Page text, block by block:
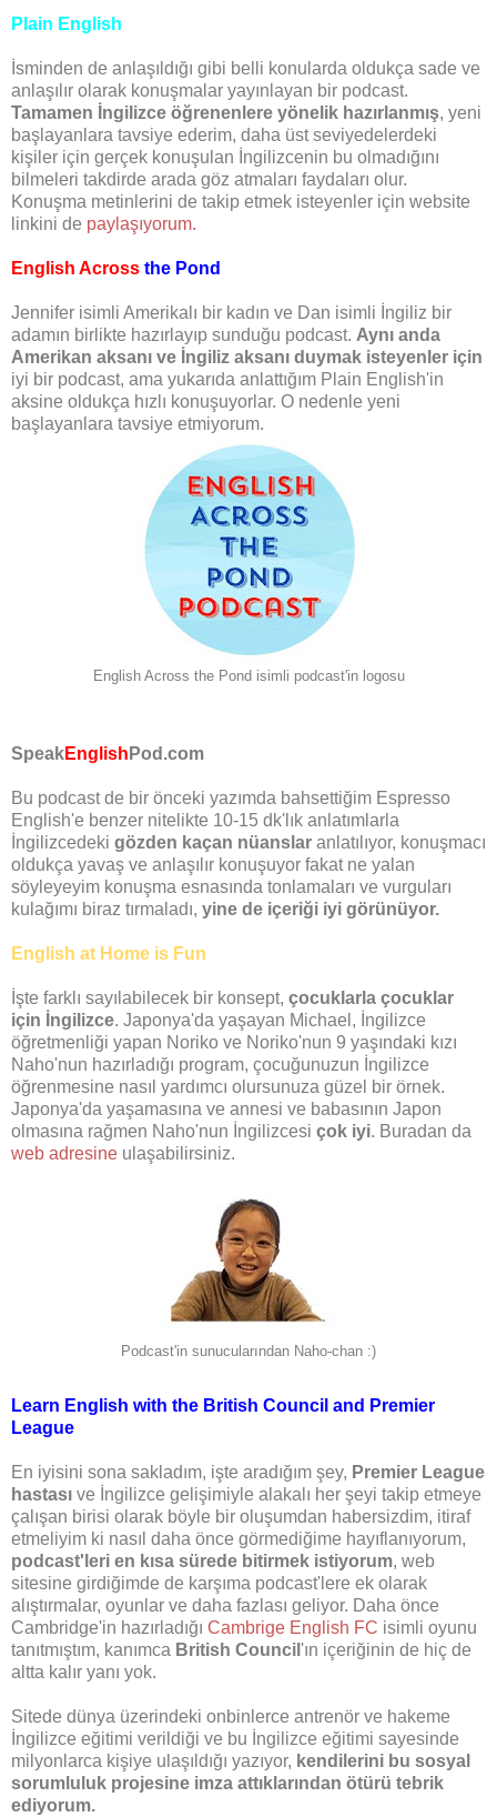
Plain English
İsminden de anlaşıldığı gibi belli konularda oldukça sade ve
anlaşılır olarak konuşmalar yayınlayan bir podcast.
Tamamen İngilizce öğrenenlere yönelik hazırlanmış, yeni
başlayanlara tavsiye ederim, daha üst seviyedelerdeki
kişiler için gerçek konuşulan İngilizcenin bu olmadığını
bilmeleri takdirde arada göz atmaları faydaları olur.
Konuşma metinlerini de takip etmek isteyenler için website
linkini de paylaşıyorum.
English Across the Pond
Jennifer isimli Amerikalı bir kadın ve Dan isimli İngiliz bir
adamın birlikte hazırlayıp sunduğu podcast. Aynı anda
Amerikan aksanı ve İngiliz aksanı duymak isteyenler için
iyi bir podcast, ama yukarıda anlattığım Plain English'in
aksine oldukça hızlı konuşuyorlar. O nedenle yeni
başlayanlara tavsiye etmiyorum.
English Across the Pond isimli podcast'in logosu
SpeakEnglish Pod.com
Bu podcast de bir önceki yazımda bahsettiğim Espresso
English'e benzer nitelikte 10-15 dk'lık anlatımlarla
İngilizcedeki gözden kaçan nüanslar anlatılıyor, konuşmacı
oldukça yavaş ve anlaşılır konuşuyor fakat ne yalan
söyleyeyim konuşma esnasında tonlamaları ve vurguları
kulağımı biraz tırmaladı, yine de içeriği iyi görünüyor.
English at Home is Fun
İşte farklı sayılabilecek bir konsept, çocuklarla çocuklar
için İngilizce. Japonya'da yaşayan Michael, İngilizce
öğretmenliği yapan Noriko ve Noriko'nun 9 yaşındaki kızı
Naho'nun hazırladığı program, çocuğunuzun İngilizce
öğrenmesine nasıl yardımcı olursunuza güzel bir örnek.
Japonya'da yaşamasına ve annesi ve babasının Japon
olmasına rağmen Naho'nun İngilizcesi çok iyi. Buradan da
web adresine ulaşabilirsiniz.
Podcast'in sunucularından Naho-chan :)
Learn English with the British Council and Premier
League
En iyisini sona sakladım, işte aradığım şey, Premier League
hastası ve İngilizce gelişimiyle alakalı her şeyi takip etmeye
çalışan birisi olarak böyle bir oluşumdan habersizdim, itiraf
etmeliyim ki nasıl daha önce görmediğime hayıflanıyorum,
podcast'leri en kısa sürede bitirmek istiyorum, web
sitesine girdiğimde de karşıma podcast'lere ek olarak
alıştırmalar, oyunlar ve daha fazlası geliyor. Daha önce
Cambridge'in hazırladığı Cambrige English FC isimli oyunu
tanıtmıştım, kanımca British Council 'ın içeriğinin de hiç de
altta kalır yanı yok.
Sitede dünya üzerindeki onbinlerce antrenör ve hakeme
İngilizce eğitimi verildiği ve bu İngilizce eğitimi sayesinde
milyonlarca kişiye ulaşıldığı yazıyor, kendilerini bu sosyal
sorumluluk projesine imza attıklarından ötürü tebrik
ediyorum.